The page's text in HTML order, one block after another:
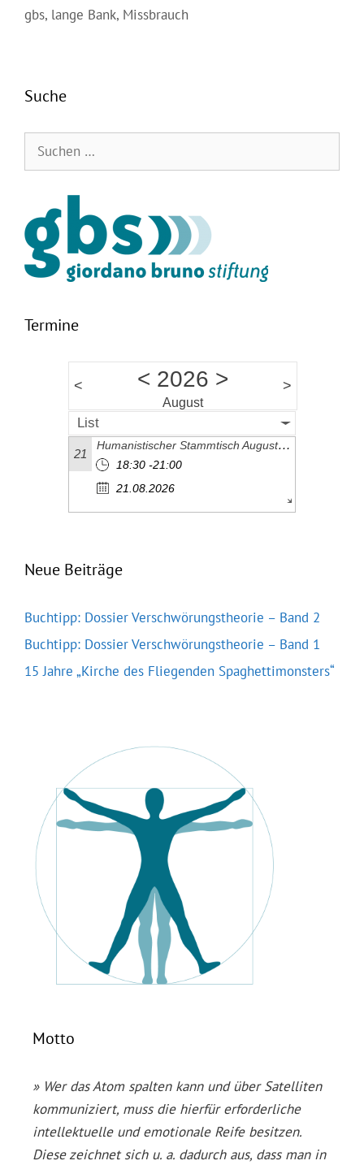
gbs, lange Bank, Missbrauch
Suche
Suchen
nach:
Termine
< < 2026 >
August
>
List
21
Humanistischer Stammtisch August 2026
18:30 -21:00
21.08.2026
Neue Beiträge
Buchtipp: Dossier Verschwörungstheorie – Band 2
Buchtipp: Dossier Verschwörungstheorie – Band 1
15 Jahre „Kirche des Fliegenden Spaghettimonsters“
Motto
» Wer das Atom spalten kann und über Satelliten
kommuniziert, muss die hierfür erforderliche
intellektuelle und emotionale Reife besitzen.
Diese zeichnet sich u. a. dadurch aus, dass man in